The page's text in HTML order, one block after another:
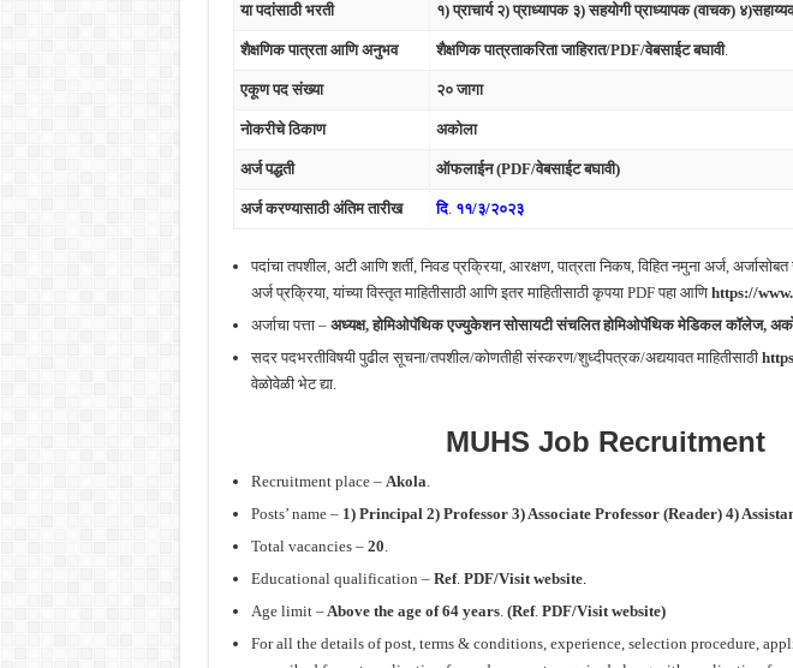
या पदांसाठी भरती १) प्राचार्य २) प्राध्यापक ३) सहयोगी प्राध्यापक (वाचक)
शैक्षणिक पात्रता आणि अनुभव शैक्षणिक पात्रताकरिता जाहिरात/PDF/वेबसाईट बघावी.
एकूण पद संख्या २० जागा
नोकरीचे ठिकाण अकोला
अर्ज पद्धती ऑफलाईन (PDF/वेबसाईट बघावी)
अर्ज करण्यासाठी अंतिम तारीख दि. ११/३/२०२३
पदांचा तपशील, अटी आणि शर्ती, निवड प्रक्रिया, आरक्षण, पात्रता निकष, विहित नमुना अर्ज,
अर्ज प्रक्रिया, यांच्या विस्तृत माहितीसाठी आणि इतर माहितीसाठी कृपया PDF पहा आणि https://
अर्जाचा पत्ता –अध्यक्ष,होमिओपॅथिक एज्युकेशन सोसायटी संचलित होमिओपॅथिक मेडिकल कॉलेज,
सदर पदभरतीविषयी पुढील सूचना/तपशील/कोणतीही संस्करण/शुध्दीपत्रक/अद्ययावत माहितीसाठी
वेळोवेळी भेट द्या.
MUHS Job Recruitment
Recruitment place – Akola
Posts’ name – 1) Principal 2) Professor 3) Associate Professor (Reader) 4)
Total vacancies –20
Educational qualification – Ref. PDF/Visit website.
Age limit –Above the age of 64 years. (Ref. PDF/Visit website)
For all the details of post, terms & conditions, experience, selection procedure,